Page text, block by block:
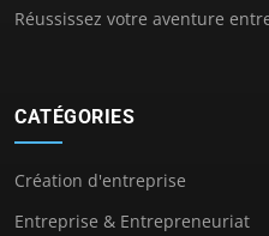
Réussissez votre aventure
CATÉGORIES
Création d'entreprise
Entreprise & Entrepreneuriat